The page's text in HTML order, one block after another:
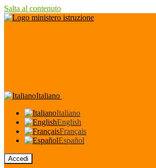
Salta al contenuto
Italiano
Italiano
English
Français
Español
Accedi